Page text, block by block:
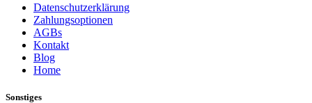
Datenschutzerklärung
Zahlungsoptionen
AGBs
Kontakt
Blog
Home
Sonstiges